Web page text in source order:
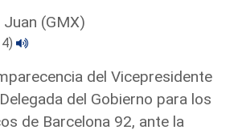
Juan (GMX)
del Vicepresidente
del Gobierno para los
de Barcelona 92, ante la